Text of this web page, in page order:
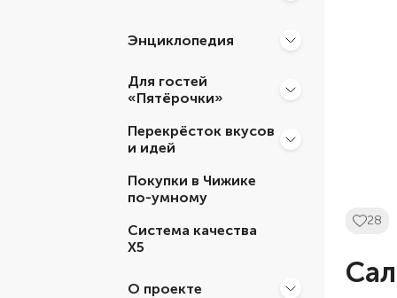
Энциклопедия
Для гостей
«Пятёрочки»
Перекрёсток вкусов
и идей
Покупки в Чижике
по-умному
Система качества
Х5
О проекте
28